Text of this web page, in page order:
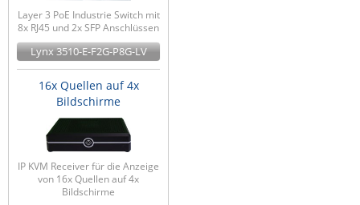
Layer 3 PoE Industrie Switch mit
8x RJ45 und 2x SFP Anschlüssen
Lynx 3510-E-F2G-P8G-LV
16x Quellen auf 4x
Bildschirme
IP KVM Receiver für die Anzeige
von 16x Quellen auf 4x
Bildschirme